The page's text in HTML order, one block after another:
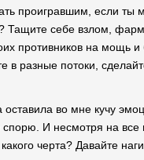
проигравшим, если ты
Тащите себе взлом,
противников на мощь и
в разные потоки,
оставила во мне кучу
спорю. И несмотря на
черта? Давайте